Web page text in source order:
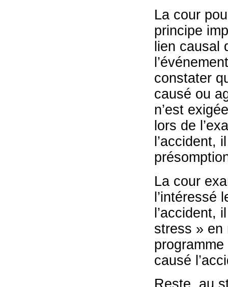
La cour
principe
lien causal
constater
causé ou
n’est
lors de
l’accident,
La cour
l’intéressé
l’accident,
stress » en
causé